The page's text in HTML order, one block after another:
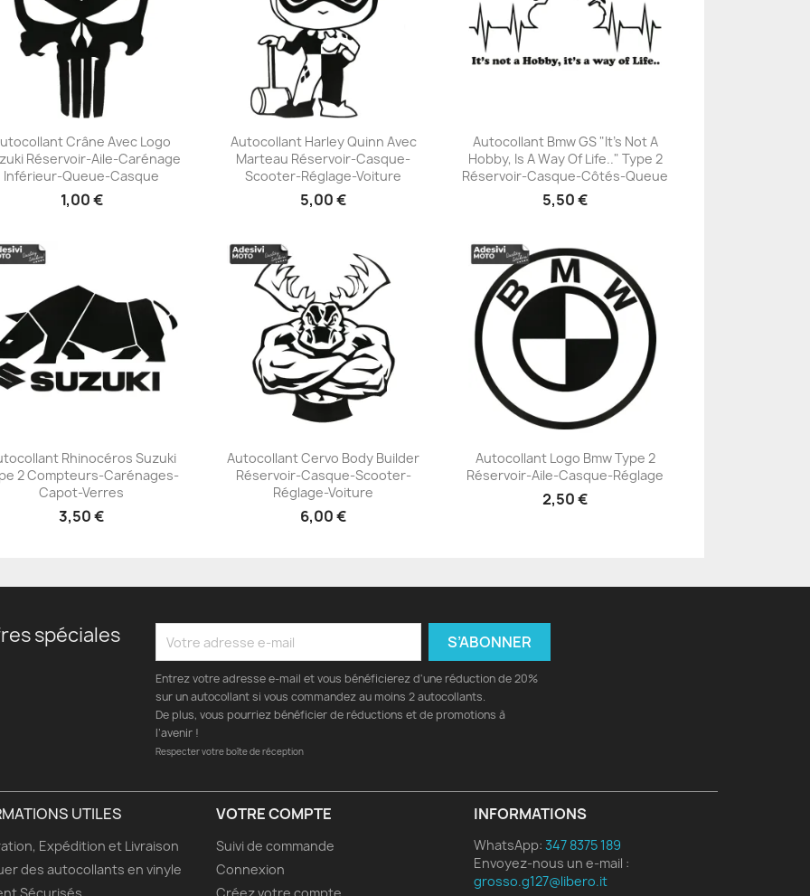
+23
Crâne Avec Logo
Réservoir-Aile-Carénage
Inférieur-Queue-Casque
1,00 €
+23
Autocollant Harley Quinn Avec
Marteau Réservoir-Casque-
Scooter-Réglage-Voiture
5,00 €
+23
Autocollant Bmw GS "It’s Not A
Hobby, Is A Way Of Life.." Type 2
Réservoir-Casque-Côtés-Queue
5,50 €
+23
Rhinocéros Suzuki
2 Compteurs-Carénages-
Capot-Verres
3,50 €
+23
Autocollant Cervo Body Builder
Réservoir-Casque-Scooter-
Réglage-Voiture
6,00 €
+23
Autocollant Logo Bmw Type 2
Réservoir-Aile-Casque-Réglage
2,50 €
spéciales
Entrez votre adresse e-mail et vous bénéficierez d'une réduction de 20%
sur un autocollant si vous commandez au moins 2 autocollants.
De plus, vous pourriez bénéficier de réductions et de promotions à
l’avenir !
Respecter votre boîte de réception
UTILES
Expédition et Livraison
des autocollants en vinyle
VOTRE COMPTE
Suivi de commande
Connexion
INFORMATIONS
WhatsApp: 347 8375 189
Envoyez-nous un e-mail :
grosso.g127@libero.it